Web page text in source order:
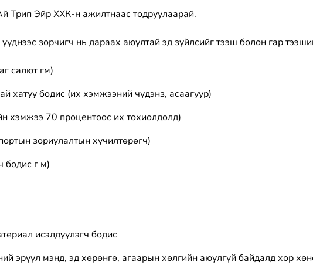
Трип Эйр ХХК-н ажилтнаас тодруулаарай.
зорчигч нь дараах аюултай эд зүйлсийг тээш болон гар
салют гм)
хатуу бодис (их хэмжээний чүдэнз, асаагуур)
хэмжээ 70 процентоос их тохиолдолд)
зориулалтын хүчилтөрөгч)
бодис г м)
исэлдүүлэгч бодис
эрүүл мэнд, эд хөрөнгө, агаарын хөлгийн аюулгүй байдалд хор